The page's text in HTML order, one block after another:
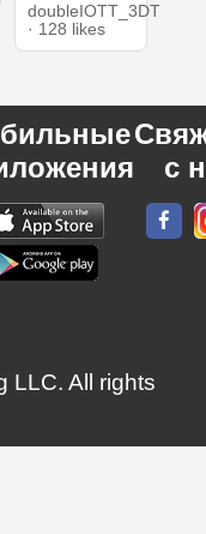
doubleIOTT_3DT
· 128 likes
с
LLC. All rights